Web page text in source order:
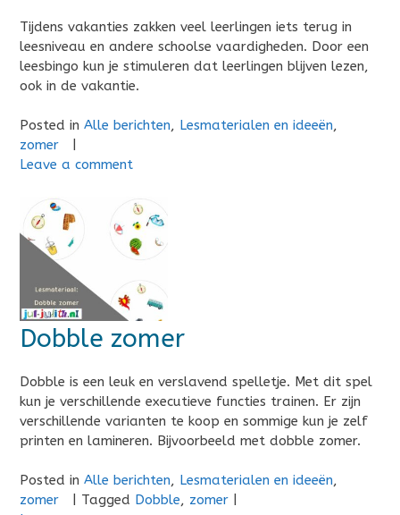
Tijdens vakanties zakken veel leerlingen iets terug in
leesniveau en andere schoolse vaardigheden. Door een
leesbingo kun je stimuleren dat leerlingen blijven lezen,
ook in de vakantie.
Posted in Alle berichten, Lesmaterialen en ideeën,
zomer
Leave a comment
Dobble zomer
Dobble is een leuk en verslavend spelletje. Met dit spel
kun je verschillende executieve functies trainen. Er zijn
verschillende varianten te koop en sommige kun je zelf
printen en lamineren. Bijvoorbeeld met dobble zomer.
Posted in Alle berichten, Lesmaterialen en ideeën,
zomer
Tagged Dobble, zomer